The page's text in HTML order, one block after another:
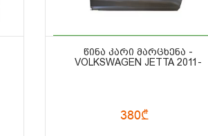
ᲬᲘᲜᲐ ᲙᲐᲠᲘ ᲛᲐᲠᲪᲮᲔᲜᲐ -
VOLKSWAGEN JETTA 2011-
380₾